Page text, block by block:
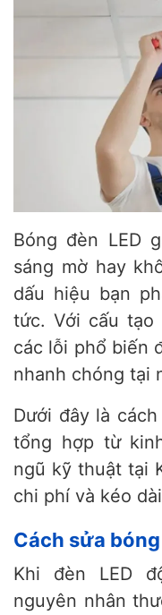
Bóng đèn LED
sáng mờ hay
dấu hiệu bạn
tức. Với cấu tạo
các lỗi phổ biến
nhanh chóng tại
Dưới đây là
tổng hợp từ
ngũ kỹ thuật tại
chi phí và kéo
Cách sửa
Khi đèn LED
nguyên nhân